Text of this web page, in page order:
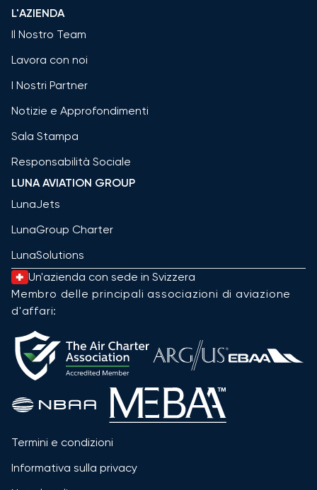
L'AZIENDA
Il Nostro Team
Lavora con noi
I Nostri Partner
Notizie e Approfondimenti
Sala Stampa
Responsabilità Sociale
LUNA AVIATION GROUP
LunaJets
LunaGroup Charter
LunaSolutions
Un'azienda con sede in Svizzera
Membro delle principali associazioni di aviazione
d'affari:
Termini e condizioni
Informativa sulla privacy